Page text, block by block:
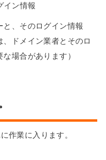
イン情報
と、そのログイン情報
、ドメイン業者とそのロ
場合があります）
作業に入ります。